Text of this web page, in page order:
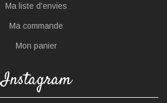
Ma liste d'envies
Ma commande
Mon panier
Instagram